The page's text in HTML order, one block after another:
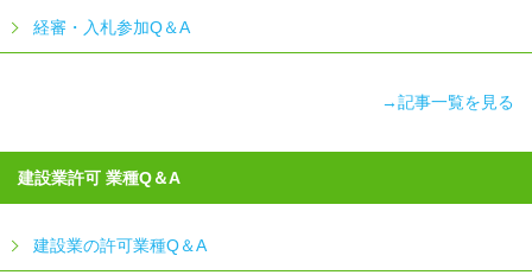
経審・入札参加Q＆A
→記事一覧を見る
建設業許可 業種Q＆A
建設業の許可業種Q＆A